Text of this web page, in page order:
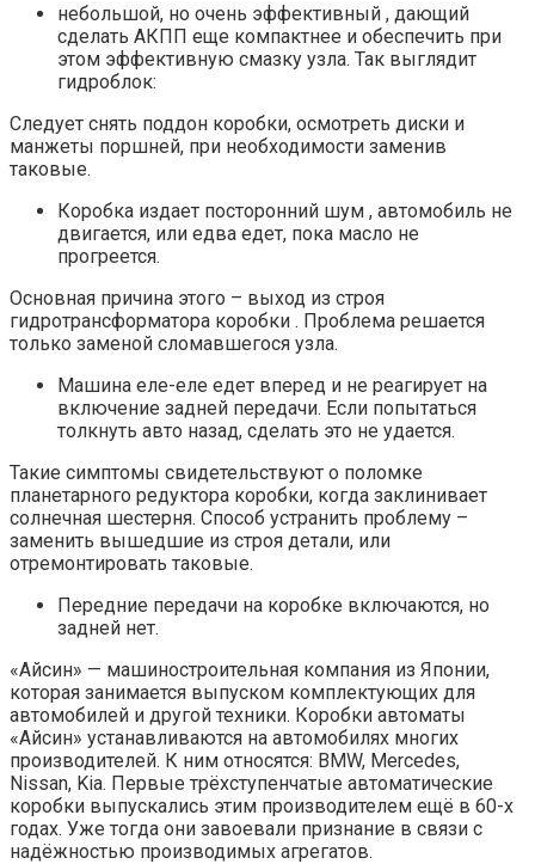
небольшой, но очень эффективный , дающий
сделать АКПП еще компактнее и обеспечить при
этом эффективную смазку узла. Так выглядит
гидроблок:
Следует снять поддон коробки, осмотреть диски и
манжеты поршней, при необходимости заменив
таковые.
Коробка издает посторонний шум , автомобиль не
двигается, или едва едет, пока масло не
прогреется.
Основная причина этого – выход из строя
гидротрансформатора коробки . Проблема решается
только заменой сломавшегося узла.
Машина еле-еле едет вперед и не реагирует на
включение задней передачи. Если попытаться
толкнуть авто назад, сделать это не удается.
Такие симптомы свидетельствуют о поломке
планетарного редуктора коробки, когда заклинивает
солнечная шестерня. Способ устранить проблему –
заменить вышедшие из строя детали, или
отремонтировать таковые.
Передние передачи на коробке включаются, но
задней нет.
«Айсин» — машиностроительная компания из Японии,
которая занимается выпуском комплектующих для
автомобилей и другой техники. Коробки автоматы
«Айсин» устанавливаются на автомобилях многих
производителей. К ним относятся: BMW, Mercedes,
Nissan, Kia. Первые трёхступенчатые автоматические
коробки выпускались этим производителем ещё в 60-х
годах. Уже тогда они завоевали признание в связи с
надёжностью производимых агрегатов.